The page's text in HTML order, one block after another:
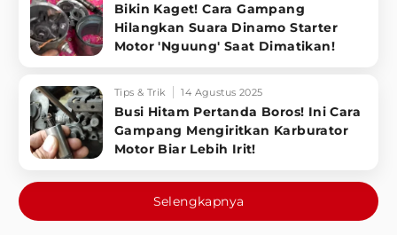
Bikin Kaget! Cara Gampang
Hilangkan Suara Dinamo Starter
Motor 'Nguung' Saat Dimatikan!
Tips & Trik 14 Agustus 2025
Busi Hitam Pertanda Boros! Ini Cara
Gampang Mengiritkan Karburator
Motor Biar Lebih Irit!
Selengkapnya